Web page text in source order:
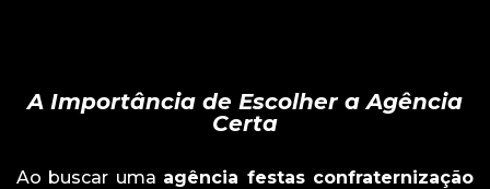
A Importância de Escolher a Agência
Certa
Ao buscar uma agência festas confraternização